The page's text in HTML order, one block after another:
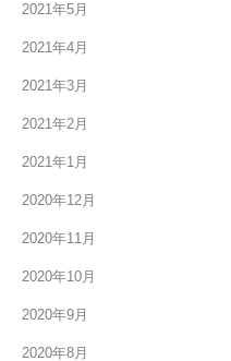
2021年5月
2021年4月
2021年3月
2021年2月
2021年1月
2020年12月
2020年11月
2020年10月
2020年9月
2020年8月